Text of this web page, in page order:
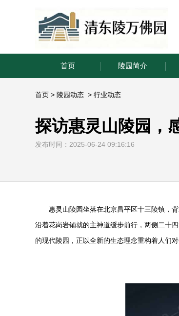
首页 陵园简介
首页 > 陵园动态 > 行业动态
探访惠灵山陵园，
发布时间：2025-06-24 09:16:16
惠灵山陵园坐落在北京昌平区十三陵镇，
沿着花岗岩铺就的主神道缓步前行，两侧二十
的现代陵园，正以全新的生态理念重构着人们对